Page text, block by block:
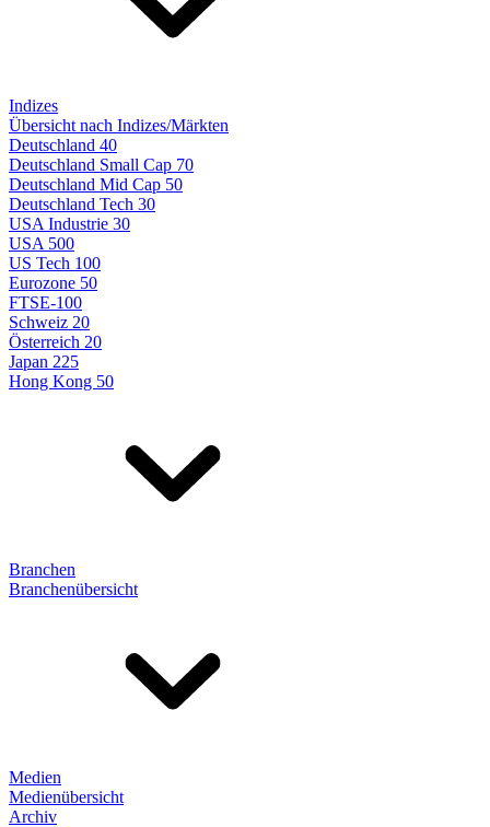
Indizes
Übersicht nach Indizes/Märkten
Deutschland 40
Deutschland Small Cap 70
Deutschland Mid Cap 50
Deutschland Tech 30
USA Industrie 30
USA 500
US Tech 100
Eurozone 50
FTSE-100
Schweiz 20
Österreich 20
Japan 225
Hong Kong 50
Branchen
Branchenübersicht
Medien
Medienübersicht
Archiv